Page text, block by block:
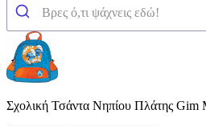
Σχολική Τσάντα Νηπίου Πλάτης Gim